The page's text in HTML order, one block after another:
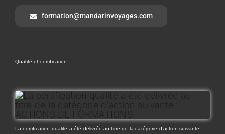
formation@mandarinvoyages.com
Qualité et certification
La certification qualité a été délivrée au titre de la catégorie d’action suivante :